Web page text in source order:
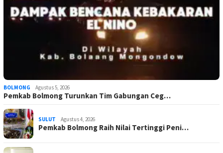
BOLMONG Agustus 5, 2026
Pemkab Bolmong Turunkan Tim Gabungan Ceg…
SULUT Agustus 4, 2026
Pemkab Bolmong Raih Nilai Tertinggi Peni…